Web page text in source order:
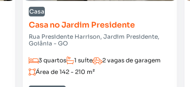
Casa
Casa no Jardim Presidente
Rua Presidente Harrison, Jardim Presidente,
Goiânia - GO
3 quartos 1 suíte
2 vagas de garagem
Área de 142 - 210 m²